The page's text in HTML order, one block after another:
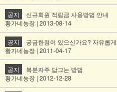
공지
신규회원 적립금 사용방법 안내
황가네농장 | 2013-08-14
공지
궁금한점이 있으신가요? 자유롭
황가네농장 | 2011-04-17
공지
복분자주 담그는 방법
황가네농장 | 2012-12-28